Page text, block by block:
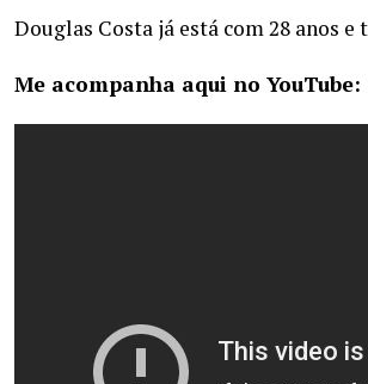
Douglas Costa já está com 28 anos
Me acompanha aqui no YouTube: